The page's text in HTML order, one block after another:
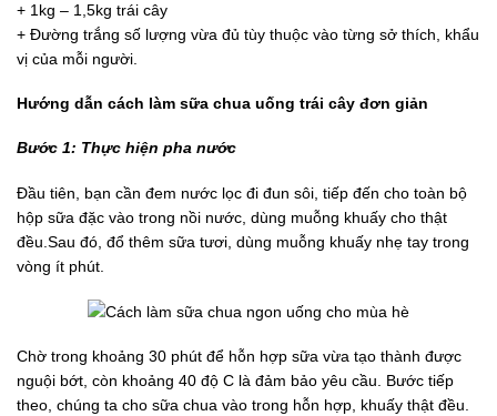
+ 1kg – 1,5kg trái cây
+ Đường trắng số lượng vừa đủ tùy thuộc vào từng sở thích, khẩu
vị của mỗi người.
Hướng dẫn cách làm sữa chua uống trái cây đơn giản
Bước 1: Thực hiện pha nước
Đầu tiên, bạn cần đem nước lọc đi đun sôi, tiếp đến cho toàn bộ
hộp sữa đặc vào trong nồi nước, dùng muỗng khuấy cho thật
đều.Sau đó, đổ thêm sữa tươi, dùng muỗng khuấy nhẹ tay trong
vòng ít phút.
Chờ trong khoảng 30 phút để hỗn hợp sữa vừa tạo thành được
nguội bớt, còn khoảng 40 độ C là đảm bảo yêu cầu. Bước tiếp
theo, chúng ta cho sữa chua vào trong hỗn hợp, khuấy thật đều.